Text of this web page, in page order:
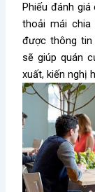
Phiếu đánh
thoải mái chia
được thông
sẽ giúp quán
xuất, kiến nghị